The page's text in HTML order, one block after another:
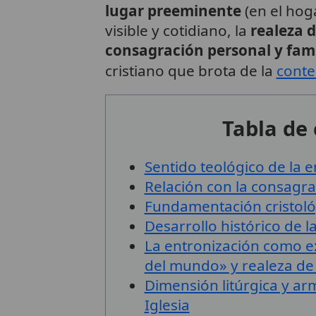
lugar preeminente(en el
visible y cotidiano, la realeza
consagración personal y
cristiano que brota de la
Tabla
Sentido teológico de la
Relación con la
Fundamentación
Desarrollo histórico de
La entronización como
del mundo» y realeza
Dimensión litúrgica y
Iglesia